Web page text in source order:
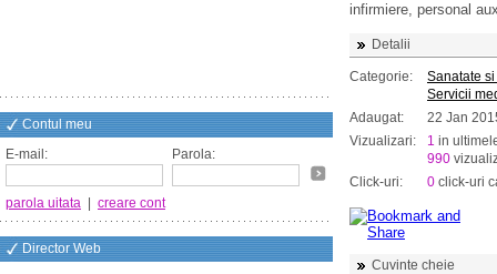
Contul meu
E-mail:
Parola:
parola uitata creare cont
Director Web
infirmiere, personal
Detalii
Categorie:
Sanatate
Servicii
Adaugat:
22 Jan
Vizualizari:
1 in
990
Click-uri:
0 click-uri
Cuvinte cheie